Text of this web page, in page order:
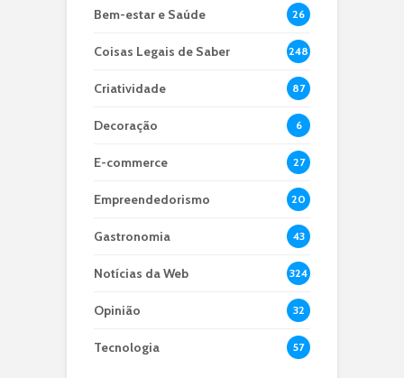
Bem-estar e Saúde 26
Coisas Legais de Saber 248
Criatividade 87
Decoração 6
E-commerce 27
Empreendedorismo 20
Gastronomia 43
Notícias da Web 324
Opinião 32
Tecnologia 57